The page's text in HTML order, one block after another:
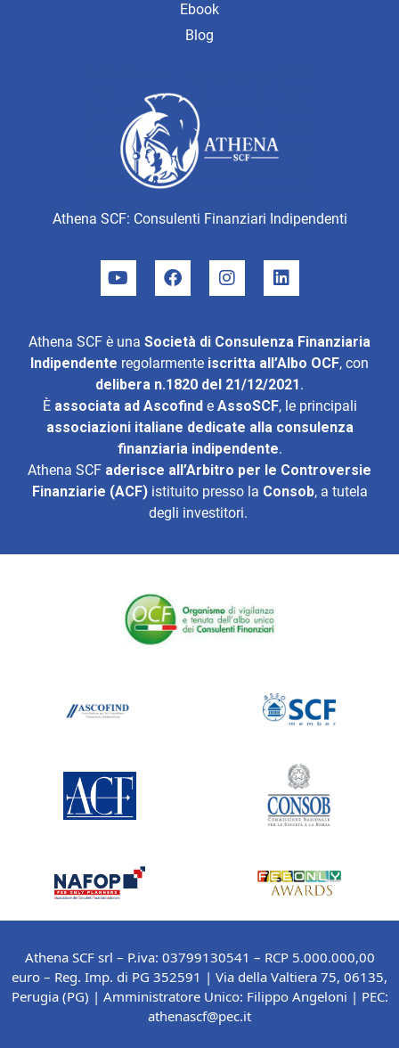
Athena SCF: Consulenti Finanziari Indipendenti
Ebook
Blog
Athena SCF è una Società di Consulenza Finanziaria
Indipendente regolarmente iscritta all’Albo OCF, con
delibera n.1820 del 21/12/2021.
È associata ad Ascofinde AssoSCF, le principali
associazioni italiane dedicate alla consulenza
finanziaria indipendente.
Athena SCF aderisce all’Arbitro per le Controversie
Finanziarie (ACF)istituito presso la Consob, a tutela
degli investitori.
Athena SCF srl – P.iva: 03799130541 – RCP 5.000.000,00
euro – Reg. Imp. di PG 352591 | Via della Valtiera 75, 06135,
Perugia (PG) | Amministratore Unico: Filippo Angeloni | PEC:
athenascf@pec.it